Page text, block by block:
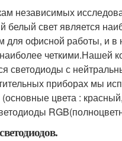
независимых
белый свет является
для офисной работы, и в
четкими.Нашей
светодиоды с
приборах мы
цвета :